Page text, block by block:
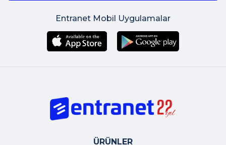
Entranet Mobil Uygulamalar
ÜRÜNLER